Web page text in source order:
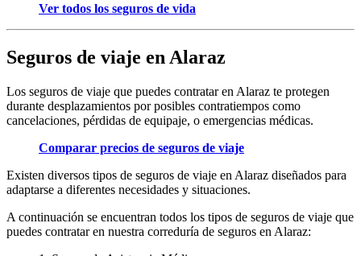
Ver todos los seguros de vida
Seguros de viaje en Alaraz
Los seguros de viaje que puedes contratar en Alaraz te protegen
durante desplazamientos por posibles contratiempos como
cancelaciones, pérdidas de equipaje, o emergencias médicas.
Comparar precios de seguros de viaje
Existen diversos tipos de seguros de viaje en Alaraz diseñados para
adaptarse a diferentes necesidades y situaciones.
A continuación se encuentran todos los tipos de seguros de viaje que
puedes contratar en nuestra correduría de seguros en Alaraz: